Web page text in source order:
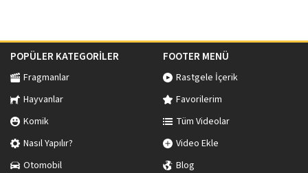
POPÜLER KATEGORİLER
Fragmanlar
Hayvanlar
Komik
Nasıl Yapılır?
Otomobil
FOOTER MENÜ
Rastgele İçerik
Favorilerim
Tüm Videolar
Video Ekle
Blog